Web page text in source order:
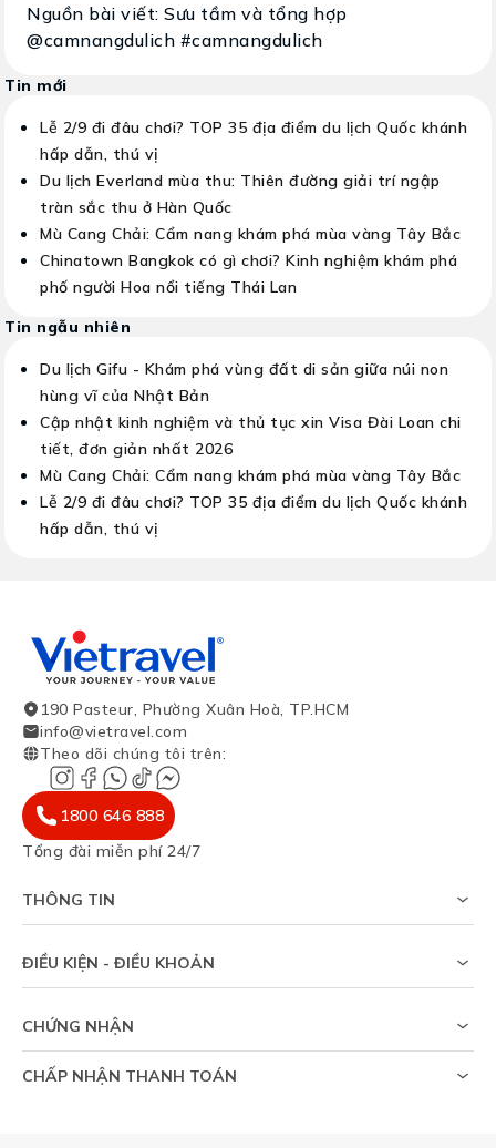
Nguồn bài viết: Sưu tầm và tổng hợp
@camnangdulich #camnangdulich
Tin mới
Lễ 2/9 đi đâu chơi? TOP 35 địa điểm du lịch Quốc khánh
hấp dẫn, thú vị
Du lịch Everland mùa thu: Thiên đường giải trí ngập
tràn sắc thu ở Hàn Quốc
Mù Cang Chải: Cẩm nang khám phá mùa vàng Tây Bắc
Chinatown Bangkok có gì chơi? Kinh nghiệm khám phá
phố người Hoa nổi tiếng Thái Lan
Tin ngẫu nhiên
Du lịch Gifu - Khám phá vùng đất di sản giữa núi non
hùng vĩ của Nhật Bản
Cập nhật kinh nghiệm và thủ tục xin Visa Đài Loan chi
tiết, đơn giản nhất 2026
Mù Cang Chải: Cẩm nang khám phá mùa vàng Tây Bắc
Lễ 2/9 đi đâu chơi? TOP 35 địa điểm du lịch Quốc khánh
hấp dẫn, thú vị
190 Pasteur, Phường Xuân Hoà, TP.HCM
info@vietravel.com
Theo dõi chúng tôi trên:
1800 646 888
Tổng đài miễn phí 24/7
THÔNG TIN
Khảo sát tỷ lệ đạt visa
Sitemap
Trợ giúp
ĐIỀU KIỆN - ĐIỀU KHOẢN
Thỏa thuận sử dụng
CHỨNG NHẬN
CHẤP NHẬN THANH TOÁN